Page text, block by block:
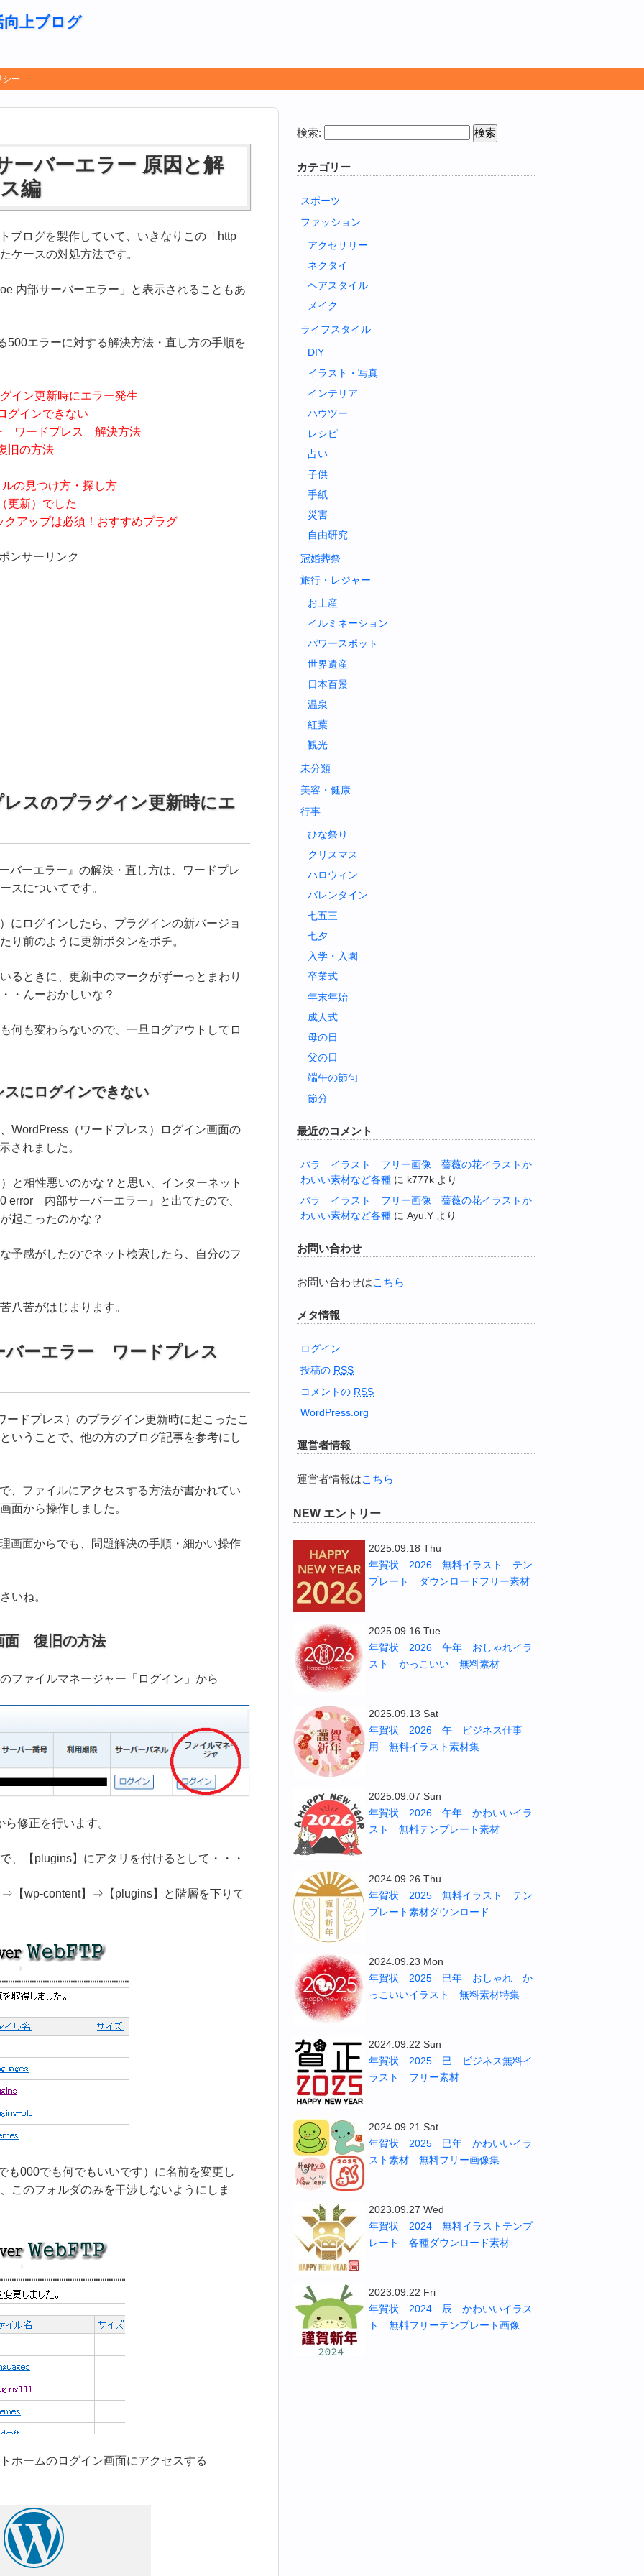
上ブログ
シー
ーバーエラー 原因と解
編
ブログを製作していて、いきなりこの「http
ケースの対処方法です。
内部サーバーエラー」と表示されることもあ
500エラーに対する解決方法・直し方の手順を
イン更新時にエラー発生
グインできない
ワードプレス 解決方法
旧の方法
の見つけ方・探し方
更新）でした
アップは必須！おすすめプラグ
ンサーリンク
スのプラグイン更新時にエ
ーエラー』の解決・直し方は、ワードプレ
スについてです。
にログインしたら、プラグインの新バージョ
り前のように更新ボタンをポチ。
るときに、更新中のマークがずーっとまわり
・んーおかしいな？
何も変わらないので、一旦ログアウトしてロ
にログインできない
WordPress（ワードプレス）ログイン画面の
されました。
と相性悪いのかな？と思い、インターネット
error 内部サーバーエラー』と出てたので、
起こったのかな？
予感がしたのでネット検索したら、自分のフ
八苦がはじまります。
バーエラー ワードプレス
ドプレス）のプラグイン更新時に起こったこ
いうことで、他の方のブログ記事を参考にし
、ファイルにアクセスする方法が書かれてい
面から操作しました。
画面からでも、問題解決の手順・細かい操作
いね。
面 復旧の方法
ファイルマネージャー「ログイン」から
修正を行います。
、【plugins】にアタリを付けるとして・・・
【wp-content】⇒【plugins】と階層を下りて
も000でも何でもいいです）に名前を変更し
このフォルダのみを干渉しないようにしま
ホームのログイン画面にアクセスする
検索:
カテゴリー
スポーツ
ファッション
アクセサリー
ネクタイ
ヘアスタイル
メイク
ライフスタイル
DIY
イラスト・写真
インテリア
ハウツー
レシピ
占い
子供
手紙
災害
自由研究
冠婚葬祭
旅行・レジャー
お土産
イルミネーション
パワースポット
世界遺産
日本百景
温泉
紅葉
観光
未分類
美容・健康
行事
ひな祭り
クリスマス
ハロウィン
バレンタイン
七五三
七夕
入学・入園
卒業式
年末年始
成人式
母の日
父の日
端午の節句
節分
最近のコメント
バラ イラスト フリー画像 薔薇の花イラストか
わいい素材など各種 に k777k より
バラ イラスト フリー画像 薔薇の花イラストか
わいい素材など各種 に Ayu.Y より
お問い合わせ
お問い合わせはこちら
メタ情報
ログイン
投稿の RSS
コメントの RSS
WordPress.org
運営者情報
運営者情報はこちら
NEW エントリー
2025.09.18 Thu
年賀状 2026 無料イラスト テン
プレート ダウンロードフリー素材
2025.09.16 Tue
年賀状 2026 午年 おしゃれイラ
スト かっこいい 無料素材
2025.09.13 Sat
年賀状 2026 午 ビジネス仕事
用 無料イラスト素材集
2025.09.07 Sun
年賀状 2026 午年 かわいいイラ
スト 無料テンプレート素材
2024.09.26 Thu
年賀状 2025 無料イラスト テン
プレート素材ダウンロード
2024.09.23 Mon
年賀状 2025 巳年 おしゃれ か
っこいいイラスト 無料素材特集
2024.09.22 Sun
年賀状 2025 巳 ビジネス無料イ
ラスト フリー素材
2024.09.21 Sat
年賀状 2025 巳年 かわいいイラ
スト素材 無料フリー画像集
2023.09.27 Wed
年賀状 2024 無料イラストテンプ
レート 各種ダウンロード素材
2023.09.22 Fri
年賀状 2024 辰 かわいいイラス
ト 無料フリーテンプレート画像